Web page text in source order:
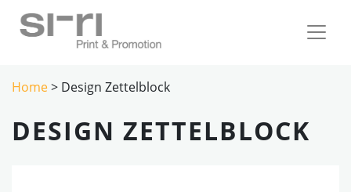
Home> Design Zettelblock
DESIGN ZETTELBLOCK